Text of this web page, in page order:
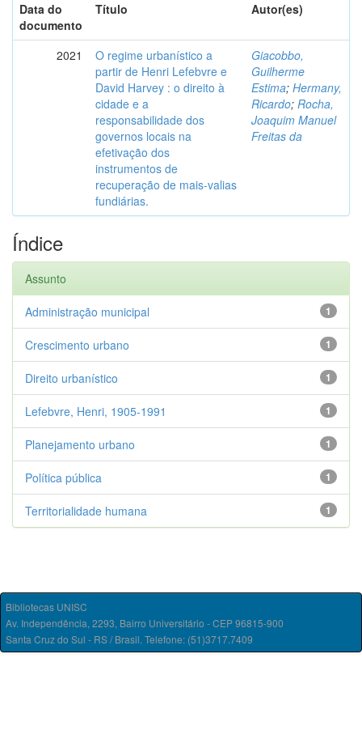
Data do
documento
Título Autor(es)
2021
O regime urbanístico a
partir de Henri Lefebvre e
David Harvey : o direito à
cidade e a
responsabilidade dos
governos locais na
efetivação dos
instrumentos de
recuperação de mais-valias
fundiárias.
Giacobbo,
Guilherme
Estima; Hermany,
Ricardo; Rocha,
Joaquim Manuel
Freitas da
Índice
Assunto
1
Administração municipal
1
Crescimento urbano
1
Direito urbanístico
1
Lefebvre, Henri, 1905-1991
1
Planejamento urbano
1
Política pública
1
Territorialidade humana
Bibliotecas UNISC
Av. Independência, 2293, Bairro Universitário - CEP 96815-900
Santa Cruz do Sul - RS / Brasil. Telefone: (51)3717.7409